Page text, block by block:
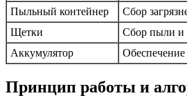
Пыльный контейнер
Сбор
Щетки
Сбор пыли и
Аккумулятор
Обеспечение
Принцип работы и